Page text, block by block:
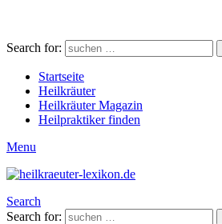
Search for:
Startseite
Heilkräuter
Heilkräuter Magazin
Heilpraktiker finden
Menu
Search
Search for: